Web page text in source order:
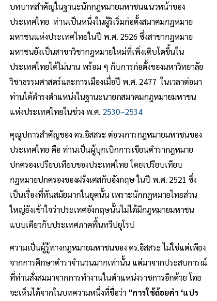
บทบาทสำคัญในฐานะนักกฎหมายมหาชนแนวหน้าของ
ประเทศไทย ท่านเป็นหนึ่งในผู้ริเริ่มก่อตั้งสมาคมกฎหมาย
มหาชนแห่งประเทศไทยในปี พ.ศ. 2526 ซึ่งสาขากฎหมาย
มหาชนยังเป็นสาขาวิชากฎหมายใหม่ที่เพิ่งเติบโตขึ้นใน
ประเทศไทยได้ไม่นาน พร้อม ๆ กับการก่อตั้งของมหาวิทยาลัย
วิชาธรรมศาสตร์และการเมืองเมื่อปี พ.ศ. 2477 ในเวลาต่อมา
ท่านได้ดำรงตำแหน่งในฐานะนายกสมาคมกฎหมายมหาชน
แห่งประเทศไทยในช่วง พ.ศ. 2530–2534
คุณูปการสำคัญของ ดร.อิสสระ ต่อวงการกฎหมายมหาชนของ
ประเทศไทย คือ ท่านเป็นผู้บุกเบิกการเขียนตำรากฎหมาย
ปกครองเปรียบเทียบของประเทศไทย โดยเปรียบเทียบ
กฎหมายปกครองของฝรั่งเศสกับอังกฤษ ในปี พ.ศ. 2521 ซึ่ง
เป็นเรื่องที่ทันสมัยมากในยุคนั้น เพราะนักกฎหมายไทยส่วน
ใหญ่ยังเข้าใจว่าประเทศอังกฤษนั้นไม่ได้มีกฎหมายมหาชน
แบบเดียวกับประเทศภาคพื้นทวีปยุโรป
ความเป็นผู้รู้ทางกฎหมายมหาชนของ ดร.อิสสระ ไม่ใช่แต่เพียง
จากการศึกษาตำราจำนวนมากเท่านั้น แต่มาจากประสบการณ์
ที่ท่านสั่งสมมาจากการทำงานในตำแหน่งราชการอีกด้วย โดย
จะเห็นได้จากในบทความหนึ่งที่ชื่อว่า “การใช้ถ้อยคำ ‘แปร